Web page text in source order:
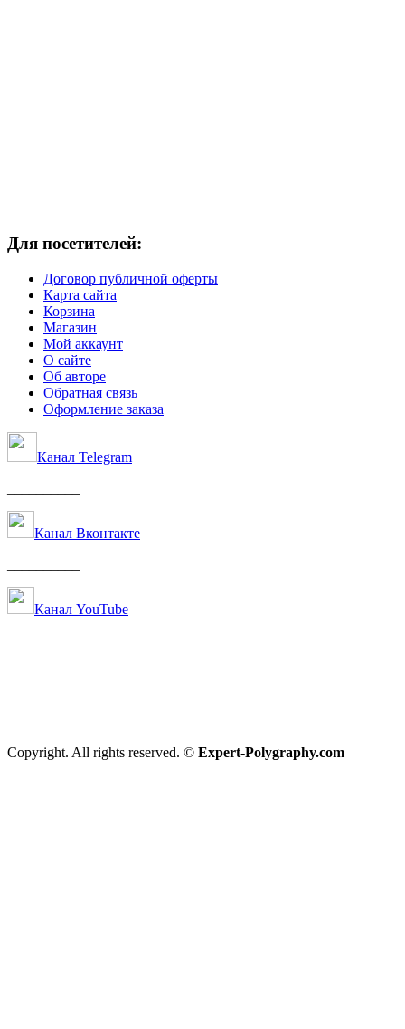
Для посетителей:
Договор публичной оферты
Карта сайта
Корзина
Магазин
Мой аккаунт
О сайте
Об авторе
Обратная связь
Оформление заказа
Канал Telegram
Канал Вконтакте
Канал YouTube
Copyright. All rights reserved. © Expert-Polygraphy.com